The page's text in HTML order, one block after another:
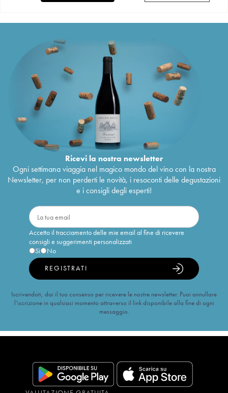
Ricevi la nostra newsletter
Ogni settimana viaggia nel magico mondo del vino con la nostra
Newsletter, per non perderti le novità, i resoconti delle degustazioni
e i consigli degli esperti!
Accetto il tracciamento delle mie email al fine di ricevere
consigli e suggerimenti personalizzati
Sì
No
REGISTRATI
Iscrivendoti, dai il tuo consenso per ricevere le nostre newsletter. Puoi annullare
l’iscrizione in qualsiasi momento attraverso il link disponibile alla fine di ogni
messaggio.